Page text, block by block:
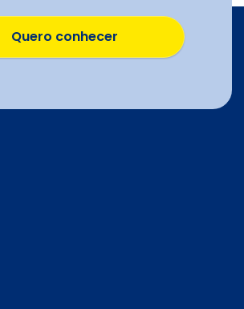
Quero conhecer